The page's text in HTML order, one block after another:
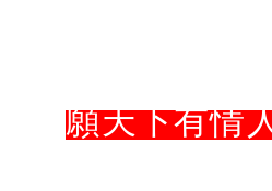
願天下有情